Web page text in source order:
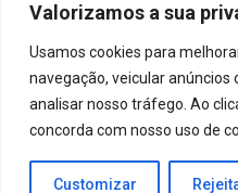
Valorizamos a sua
Usamos cookies para
navegação, veicular
analisar nosso tráfego. Ao
concorda com nosso uso de
Customizar
© Copyright Agro Metal